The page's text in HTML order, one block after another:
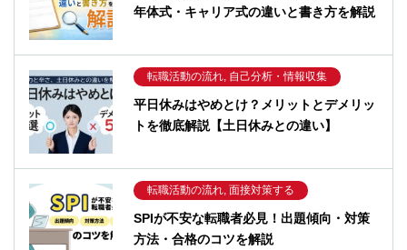
年体式・キャリア式の違いと書き方を解説
転職活動の流れ, 自己分析・情報収集
平日休みはやめとけ？メリットとデメリッ
トを徹底解説【土日休みとの違い】
転職活動の流れ, 面接対策する
SPIが不安な転職者必見！出題傾向・対策
方法・合格のコツを解説